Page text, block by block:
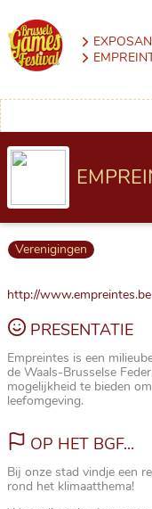
Verenigingen
http://www.empreintes.be
PRESENTATIE
Empreintes is een
de Waals-Brusselse
mogelijkheid te bieden
leefomgeving.
OP HET BGF...
Bij onze stad vindje een
rond het klimaatthema!